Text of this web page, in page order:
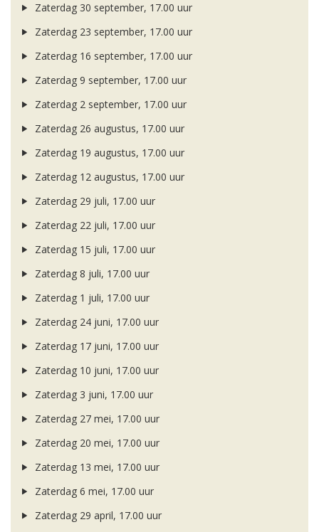
Zaterdag 30 september, 17.00 uur
Zaterdag 23 september, 17.00 uur
Zaterdag 16 september, 17.00 uur
Zaterdag 9 september, 17.00 uur
Zaterdag 2 september, 17.00 uur
Zaterdag 26 augustus, 17.00 uur
Zaterdag 19 augustus, 17.00 uur
Zaterdag 12 augustus, 17.00 uur
Zaterdag 29 juli, 17.00 uur
Zaterdag 22 juli, 17.00 uur
Zaterdag 15 juli, 17.00 uur
Zaterdag 8 juli, 17.00 uur
Zaterdag 1 juli, 17.00 uur
Zaterdag 24 juni, 17.00 uur
Zaterdag 17 juni, 17.00 uur
Zaterdag 10 juni, 17.00 uur
Zaterdag 3 juni, 17.00 uur
Zaterdag 27 mei, 17.00 uur
Zaterdag 20 mei, 17.00 uur
Zaterdag 13 mei, 17.00 uur
Zaterdag 6 mei, 17.00 uur
Zaterdag 29 april, 17.00 uur